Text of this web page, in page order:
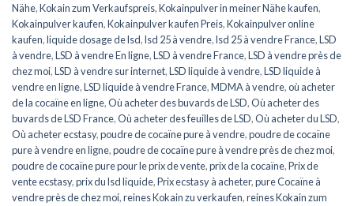
Nähe,Kokain zum Verkaufspreis,Kokainpulver in meiner Nähe kaufen,
Kokainpulver kaufen,Kokainpulver kaufen Preis,Kokainpulver online
kaufen,liquide dosage de lsd,lsd 25 à vendre,lsd 25 à vendre France,LSD
à vendre,LSD à vendre En ligne,LSD à vendre France,LSD à vendre près de
chez moi,LSD à vendre sur internet,LSD liquide à vendre,LSD liquide à
vendre en ligne,LSD liquide à vendre France,MDMA à vendre,où acheter
de la cocaïne en ligne,Où acheter des buvards de LSD,Où acheter des
buvards de LSD France,Où acheter des feuilles de LSD,Où acheter du LSD,
Où acheter ecstasy,poudre de cocaïne pure à vendre,poudre de cocaïne
pure à vendre en ligne,poudre de cocaïne pure à vendre près de chez moi,
poudre de cocaïne pure pour le prix de vente,prix de la cocaïne,Prix de
vente ecstasy,prix du lsd liquide,Prix ecstasy à acheter,pure Cocaïne à
vendre près de chez moi,reines Kokain zu verkaufen,reines Kokain zum